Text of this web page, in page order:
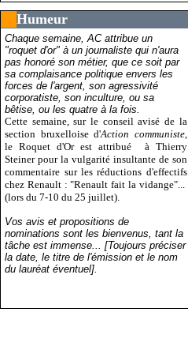
Humeur
Chaque semaine, AC attribue un
"roquet d'or" à un journaliste qui n'aura
pas honoré son métier, que ce soit par
sa complaisance politique envers les
forces de l'argent, son agressivité
corporatiste, son inculture, ou sa
bêtise, ou les quatre à la fois.
Cette semaine, sur le conseil avisé de la
section bruxelloise d'Action communiste,
le Roquet d'Or est attribué
à Thierry
Steiner pour la vulgarité insultante de son
commentaire sur les réductions d'effectifs
chez Renault : "Renault fait la vidange"...
(lors du 7-10 du 25 juillet).
Vos avis et propositions de
nominations sont les bienvenus, tant la
tâche est immense... [Toujours préciser
la date, le titre de l'émission et le nom
du lauréat éventuel].